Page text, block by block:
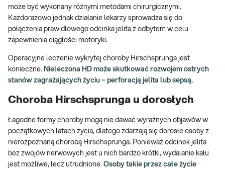
może być wykonany różnymi metodami chirurgicznymi.
Każdorazowo jednak działanie lekarzy sprowadza się do
połączenia prawidłowego odcinka jelita z odbytem w celu
zapewnienia ciągłości motoryki.
Operacyjne leczenie wykrytej choroby Hirschsprunga jest
konieczne. Nieleczona HD może skutkować rozwojem ostrych
stanów zagrażających życiu – perforacją jelita lub sepsą.
Choroba Hirschsprunga u dorosłych
Łagodne formy choroby mogą nie dawać wyraźnych objawów w
początkowych latach życia, dlatego zdarzają się dorosłe osoby z
nierozpoznaną chorobą Hirschsprunga. Ponieważ odcinek jelita
bez zwojów nerwowych jest u nich bardzo krótki, wydalanie kału
jest możliwe, lecz utrudnione. Osoby takie przez całe życie